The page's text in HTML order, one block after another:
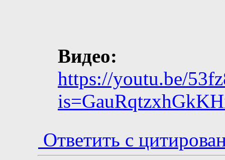
Видео:
https://youtu.be/
Ответить с